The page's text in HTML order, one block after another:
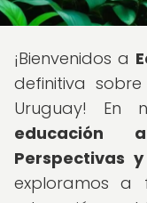
¡Bienvenidos a
definitiva
Uruguay! En
educación
Perspectivas
exploramos